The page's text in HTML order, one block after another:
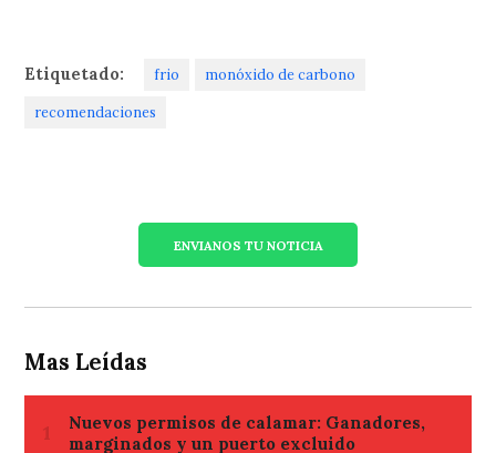
Etiquetado: frio monóxido de carbono
recomendaciones
ENVIANOS TU NOTICIA
Mas Leídas